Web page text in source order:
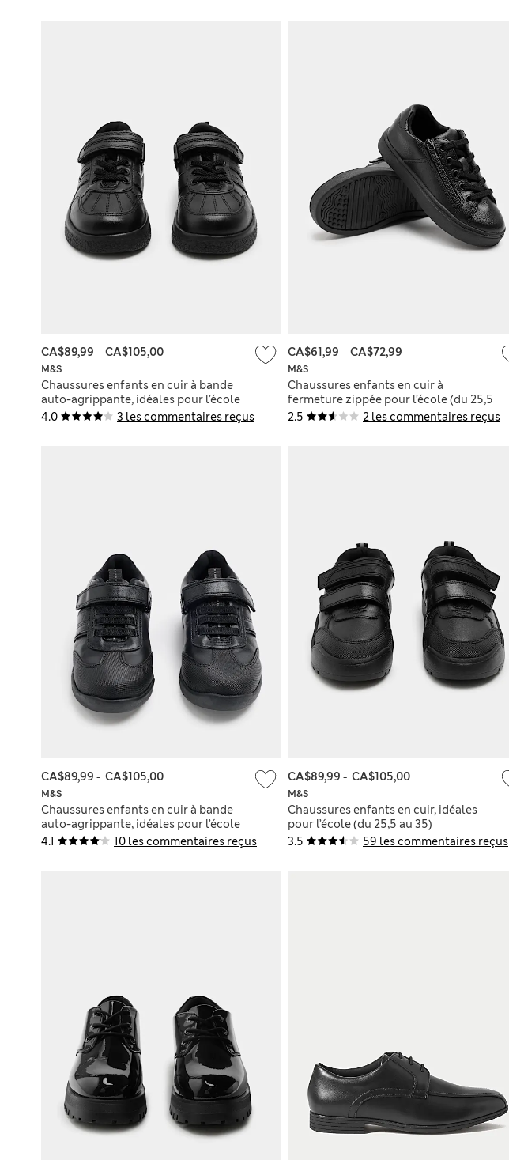
4.0 3 les commentaires reçus
M&S
Chaussures enfants en cuir à bande
auto-agrippante, idéales pour l’école
(du 25,5 au 34,5)
CA$89,99 - CA$105,00
2.5 2 les commentaires reçus
M&S
Chaussures enfants en cuir à
fermeture zippée pour l’école (du 25,5
au 34,5)
CA$61,99 - CA$72,99
4.1 10 les commentaires reçus
M&S
Chaussures enfants en cuir à bande
auto-agrippante, idéales pour l’école
(du 25,5 au 34,5)
CA$89,99 - CA$105,00
3.5 59 les commentaires reçus
M&S
Chaussures enfants en cuir, idéales
pour l’école (du 25,5 au 35)
CA$89,99 - CA$105,00